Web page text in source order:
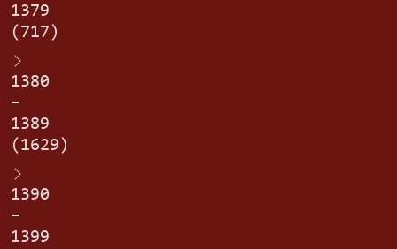
1379
(717)
1380
–
1389
(1629)
1390
–
1399